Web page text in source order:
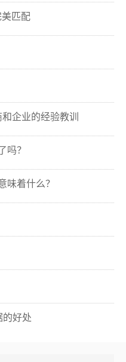
匹配
企业的经验教训
吗？
味着什么？
的好处